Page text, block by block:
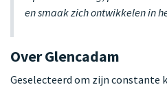
en smaak zich ontwikkelen in
Over Glencadam
Geselecteerd om zijn constante